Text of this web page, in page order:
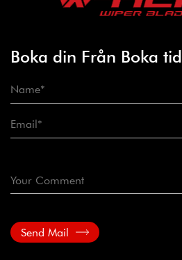
Boka din Från Boka tid
Send Mail